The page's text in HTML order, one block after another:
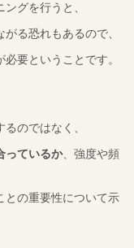
グを行うと、
る恐れもあるので、
要ということです。
のではなく、
っているか、強度や頻
との重要性について示